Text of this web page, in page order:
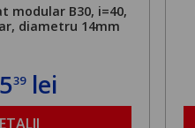
modular B30, i=40,
diametru 14mm
39lei